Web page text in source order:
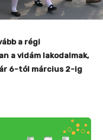
a régi
a vidám lakodalmak,
6-tól március 2-ig